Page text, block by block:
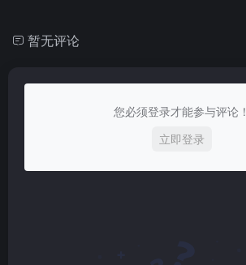
暂无评论
您必须登录才能参与评论！
立即登录